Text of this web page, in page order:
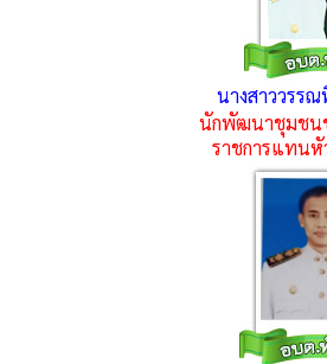
นางสาววรร
นักพัฒนาชุมชน
ราชการแทน